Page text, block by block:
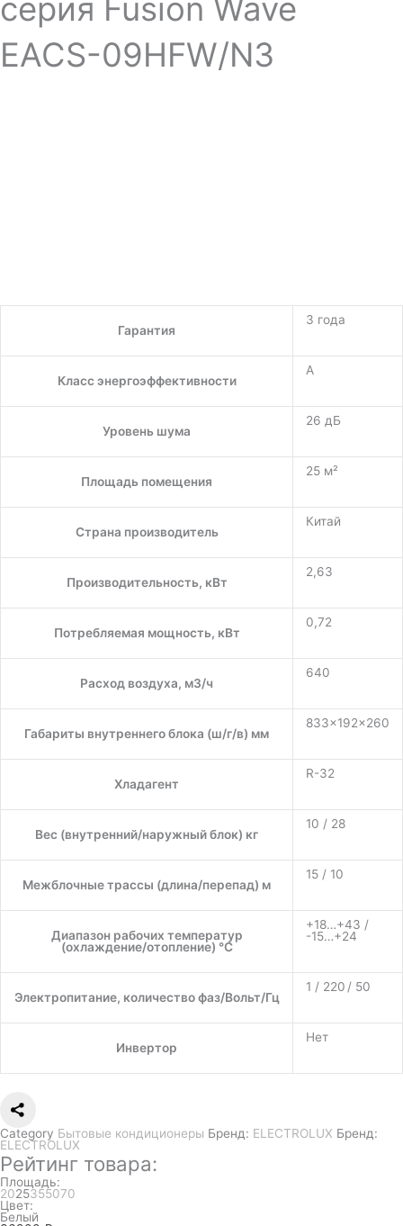
серия Fusion Wave
EACS-09HFW/N3
Гарантия
3 года
Класс энергоэффективности
A
Уровень шума
26 дБ
Площадь помещения
25 м²
Страна производитель
Китай
Производительность, кВт
2,63
Потребляемая мощность, кВт
0,72
Расход воздуха, м3/ч
640
Габариты внутреннего блока (ш/г/в) мм
833×192×260
Хладагент
R-32
Вес (внутренний/наружный блок) кг
10 / 28
Межблочные трассы (длина/перепад) м
15 / 10
Диапазон рабочих температур
(охлаждение/отопление) °C
+18…+43 /
-15…+24
Электропитание, количество фаз/Вольт/Гц
1 / 220 / 50
Инвертор
Нет
Category Бытовые кондиционеры Бренд: ELECTROLUX Бренд:
ELECTROLUX
Рейтинг товара:
Площадь:
2025355070
Цвет:
Белый